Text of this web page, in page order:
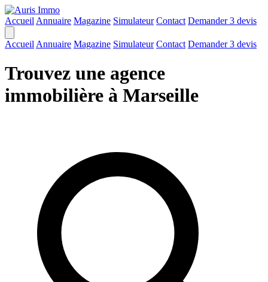
Accueil Annuaire Magazine Simulateur Contact Demander 3 devis
Accueil Annuaire Magazine Simulateur Contact Demander 3 devis
Trouvez une agence
immobilière à Marseille